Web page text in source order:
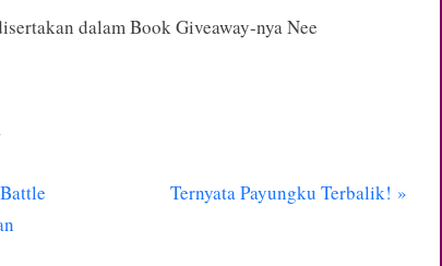
dalam Book Giveaway-nya Nee
N
Ternyata Payungku Terbalik!